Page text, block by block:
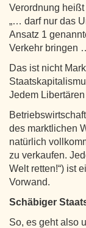
Verordnung
„… darf nur das
Ansatz 1
Verkehr bringen
Das ist nicht
Jedem
des marktlichen
natürlich
zu verkaufen.
Welt retten!“) ist
Vorwand.
Schäbiger
So, es geht also